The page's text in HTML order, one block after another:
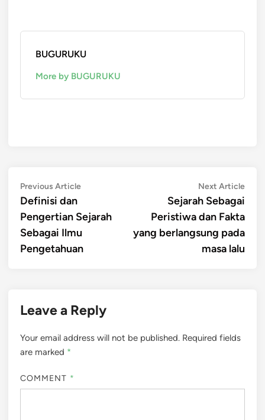
BUGURUKU
More by BUGURUKU
Post
navigation
Previous ArticlePrevious
Definisi dan
Pengertian Sejarah
Sebagai Ilmu
Pengetahuan
Next ArticleNext
Sejarah Sebagai
Peristiwa dan Fakta
yang berlangsung pada
masa lalu
Leave a Reply
Your email address will not be published. Required fields
are marked *
COMMENT *